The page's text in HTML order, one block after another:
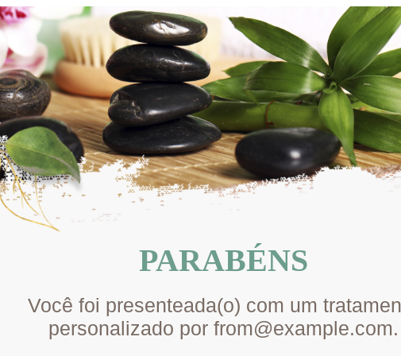
Teste
PARABÉNS
Você foi presenteada(o) com um
personalizado por from@example.com.